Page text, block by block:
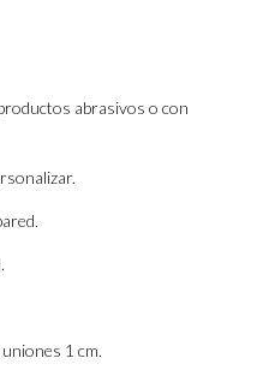
abrasivos o con
1 cm.